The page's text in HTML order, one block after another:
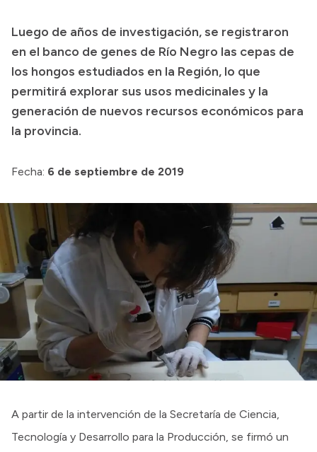
Transparencia
Inversión en Salud
Licitaciones
Consulta de expedientes
Luego de años de investigación, se registraron
en el banco de genes de Río Negro las cepas de
los hongos estudiados en la Región, lo que
permitirá explorar sus usos medicinales y la
generación de nuevos recursos económicos para
la provincia.
Fecha: 6 de septiembre de 2019
A partir de la intervención de la Secretaría de Ciencia,
Tecnología y Desarrollo para la Producción, se firmó un